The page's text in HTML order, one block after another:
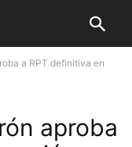
a RPT definitiva en
aproba